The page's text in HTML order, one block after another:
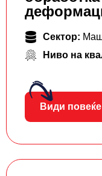
Сектор:
Ниво на
Види повеќе